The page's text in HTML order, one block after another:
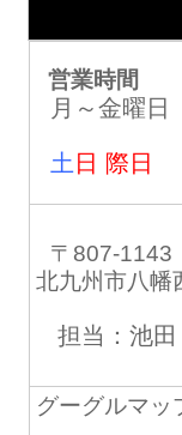
営業時間
月～金曜日
土 日 際日
〒807-1143
北九州市八幡
担当：池田
グーグルマッ